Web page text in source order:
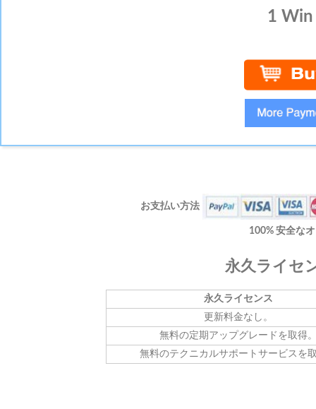
1
お支払い方法
100% 安全な
永久ライセ
永久ライセンス
更新料金なし。
無料の定期アップグレードを取得
無料のテクニカルサポートサービスを